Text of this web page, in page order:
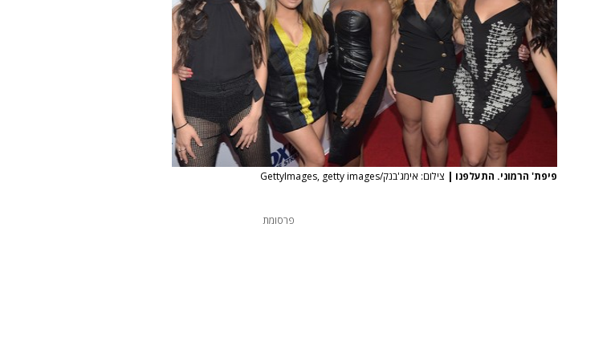
פיפת' הרמוני. התעלפנו | צילום: אימג'בנק/GettyImages, getty images
פרסומת